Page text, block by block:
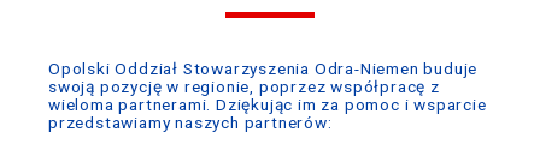
Opolski Oddział Stowarzyszenia Odra-Niemen buduje
swoją pozycję w regionie, poprzez współpracę z
wieloma partnerami. Dziękując im za pomoc i wsparcie
przedstawiamy naszych partnerów: